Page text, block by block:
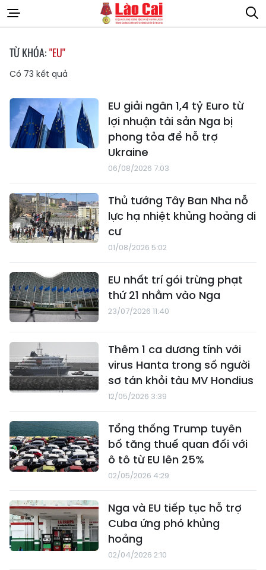
TỪ KHÓA:"EU"
Có 73 kết quả
EU giải ngân 1,4 tỷ Euro từ
lợi nhuận tài sản Nga bị
phong tỏa để hỗ trợ
Ukraine
06/08/2026 7:03
Thủ tướng Tây Ban Nha nỗ
lực hạ nhiệt khủng hoảng di
cư
01/08/2026 5:02
EU nhất trí gói trừng phạt
thứ 21 nhằm vào Nga
23/07/2026 11:40
Thêm 1 ca dương tính với
virus Hanta trong số người
sơ tán khỏi tàu MV Hondius
12/05/2026 3:39
Tổng thống Trump tuyên
bố tăng thuế quan đối với
ô tô từ EU lên 25%
02/05/2026 4:29
Nga và EU tiếp tục hỗ trợ
Cuba ứng phó khủng
hoảng
02/04/2026 2:10